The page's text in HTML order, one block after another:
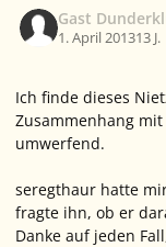
Gast
1. April 201313 J.
Ich finde dieses
Zusammenhang
umwerfend.
seregthaur hatte
fragte ihn, ob er
Danke auf jeden